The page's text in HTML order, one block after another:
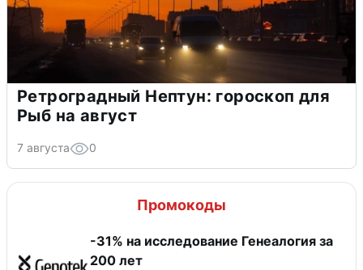
Ретроградный Нептун: гороскоп для
Рыб на август
7 августа 0
Промокоды
-31% на исследование Генеалогия за
200 лет